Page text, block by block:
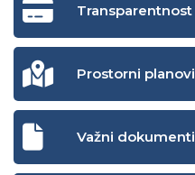
Transparentnost
Prostorni planovi
Važni dokumenti